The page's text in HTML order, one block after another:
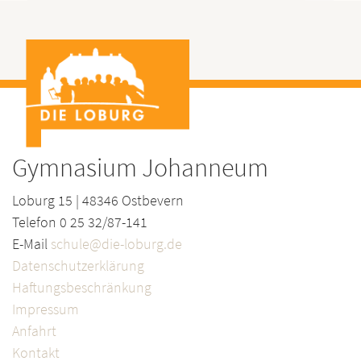
Gymnasium Johanneum
Loburg 15 | 48346 Ostbevern
Telefon 0 25 32/87-141
E-Mail schule@die-loburg.de
Datenschutzerklärung
Haftungsbeschränkung
Impressum
Anfahrt
Kontakt